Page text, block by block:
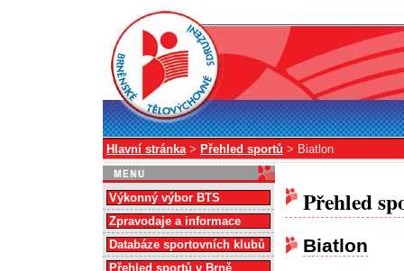
Hlavní stránka> Přehled sportů > Biatlon
Přehled
Biatlon
Výkonný výbor BTS
Zpravodaje a informace
Databáze sportovních klubů
Přehled sportů v Brně